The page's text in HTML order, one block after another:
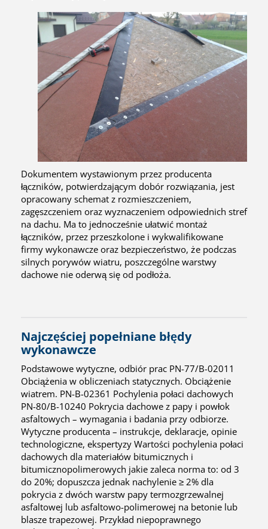
Dokumentem wystawionym przez producenta
łączników, potwierdzającym dobór rozwiązania, jest
opracowany schemat z rozmieszczeniem,
zagęszczeniem oraz wyznaczeniem odpowiednich stref
na dachu. Ma to jednocześnie ułatwić montaż
łączników, przez przeszkolone i wykwalifikowane
firmy wykonawcze oraz bezpieczeństwo, że podczas
silnych porywów wiatru, poszczególne warstwy
dachowe nie oderwą się od podłoża.
Najczęściej popełniane błędy
wykonawcze
Podstawowe wytyczne, odbiór prac PN-77/B-02011
Obciążenia w obliczeniach statycznych. Obciążenie
wiatrem. PN-B-02361 Pochylenia połaci dachowych
PN-80/B-10240 Pokrycia dachowe z papy i powłok
asfaltowych – wymagania i badania przy odbiorze.
Wytyczne producenta – instrukcje, deklaracje, opinie
technologiczne, ekspertyzy Wartości pochylenia połaci
dachowych dla materiałów bitumicznych i
bitumicznopolimerowych jakie zaleca norma to: od 3
do 20%; dopuszcza jednak nachylenie ≥ 2% dla
pokrycia z dwóch warstw papy termozgrzewalnej
asfaltowej lub asfaltowo-polimerowej na betonie lub
blasze trapezowej. Przykład niepoprawnego